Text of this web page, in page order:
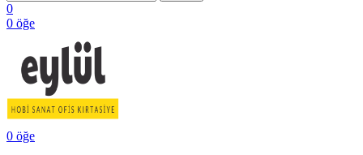
0
0 öğe
0 öğe